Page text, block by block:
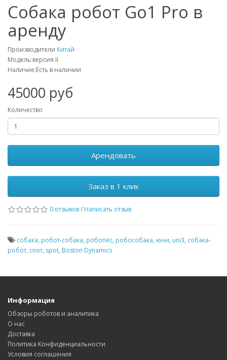
Собака робот Go1 Pro в
аренду
Производители Китай
Модель:версия II
Наличие:Есть в наличии
45000 руб
Количество
Арендовать
Заказ в 1 клик
0 отзывов/ Написать отзыв
собака, робот-собака, робопёс, робособака, юни, uni3, собака-
робот, спот, spot, Boston Dynamics
Информация
Обзоры роботов и аналитика
О нас
Доставка
Политика Конфиденциальности
Условия соглашения